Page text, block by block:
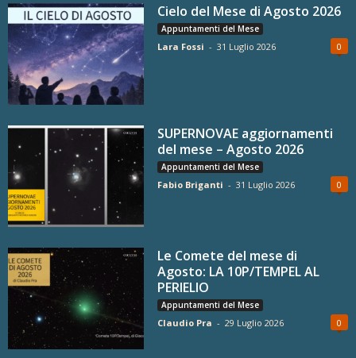
Cielo del Mese di Agosto 2026
Appuntamenti del Mese
Lara Fossi - 31 Luglio 2026 0
SUPERNOVAE aggiornamenti
del mese – Agosto 2026
Appuntamenti del Mese
Fabio Briganti - 31 Luglio 2026 0
Le Comete del mese di
Agosto: LA 10P/TEMPEL AL
PERIELIO
Appuntamenti del Mese
Claudio Pra - 29 Luglio 2026 0